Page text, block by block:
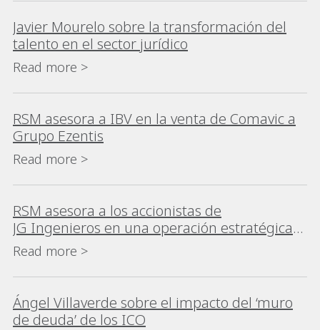
Javier Mourelo sobre la transformación del
talento en el sector jurídico
Read more >
RSM asesora a IBV en la venta de Comavic a
Grupo Ezentis
Read more >
RSM asesora a los accionistas de
JG Ingenieros en una operación estratégica
para su crecimiento
Read more >
Ángel Villaverde sobre el impacto del ‘muro
de deuda’ de los ICO